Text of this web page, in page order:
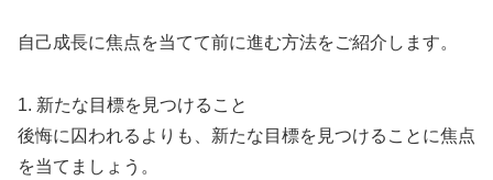
自己成長に焦点を当てて前に進む方法をご紹介します。
1. 新たな目標を見つけること
後悔に囚われるよりも、新たな目標を見つけることに焦点
を当てましょう。